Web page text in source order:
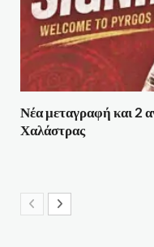
Νέα μεταγραφή και 2
Χαλάστρας